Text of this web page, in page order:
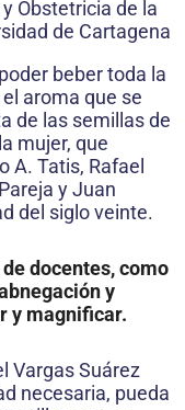
Obstetricia de la
de Cartagena
beber toda la
aroma que se
de las semillas de
mujer, que
A. Tatis, Rafael
y Juan
del siglo veinte.
docentes, como
y
y magnificar.
Vargas Suárez
necesaria, pueda